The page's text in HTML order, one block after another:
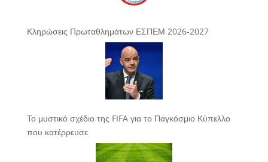
Κληρώσεις Πρωταθλημάτων ΕΣΠΕΜ 2026-2027
Το μυστικό σχέδιο της FIFA για το Παγκόσμιο Κύπελλο
που κατέρρευσε